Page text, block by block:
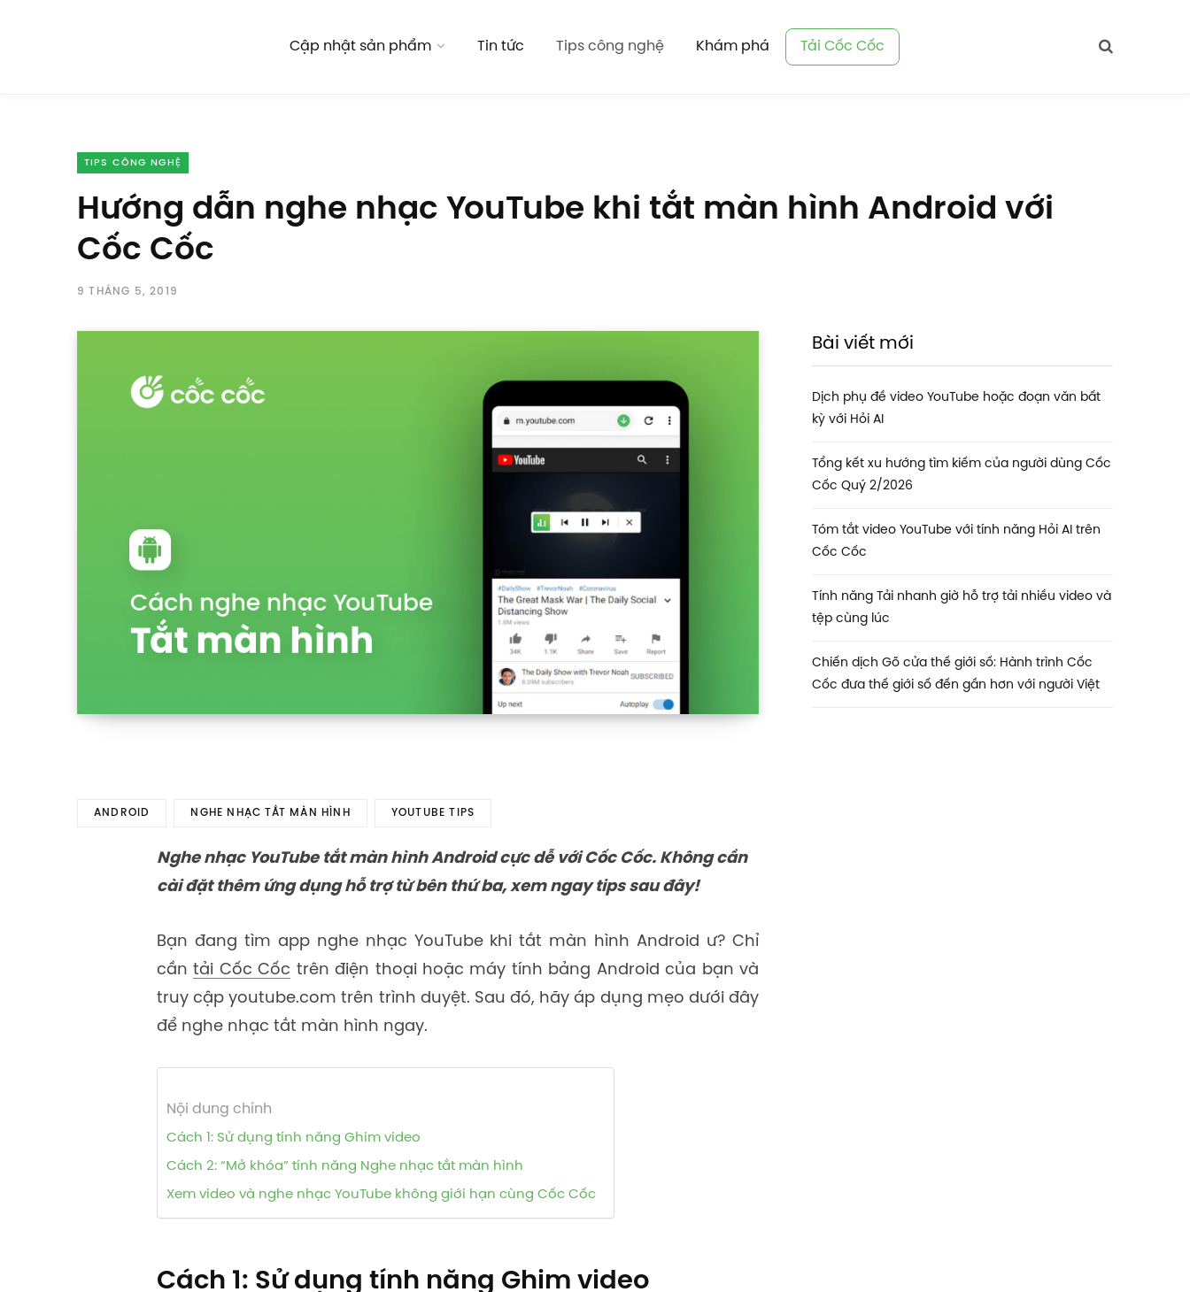
Cập nhật sản phẩm Tin tức Tips công nghệ Khám phá Tải Cốc Cốc
TIPS CÔNG NGHỆ
Hướng dẫn nghe nhạc YouTube khi tắt màn hình Android với
Cốc Cốc
9 THÁNG 5, 2019
ANDROID NGHE NHẠC TẮT MÀN HÌNH YOUTUBE TIPS
Nghe nhạc YouTube tắt màn hình Android cực dễ với Cốc Cốc. Không cần
cài đặt thêm ứng dụng hỗ trợ từ bên thứ ba, xem ngay tips sau đây!
Bạn đang tìm app nghe nhạc YouTube khi tắt màn hình Android ư? Chỉ
cầntải Cốc Cốc trên điện thoại hoặc máy tính bảng Android của bạn và
truy cập youtube.com trên trình duyệt. Sau đó, hãy áp dụng mẹo dưới đây
để nghe nhạc tắt màn hình ngay.
Nội dung chính
Cách 1: Sử dụng tính năng Ghim video
Cách 2: “Mở khóa” tính năng Nghe nhạc tắt màn hình
Xem video và nghe nhạc YouTube không giới hạn cùng Cốc Cốc
Cách 1: Sử dụng tính năng Ghim video
Bài viết mới
Dịch phụ đề video YouTube hoặc đoạn văn bất
kỳ với Hỏi AI
Tổng kết xu hướng tìm kiếm của người dùng Cốc
Cốc Quý 2/2026
Tóm tắt video YouTube với tính năng Hỏi AI trên
Cốc Cốc
Tính năng Tải nhanh giờ hỗ trợ tải nhiều video và
tệp cùng lúc
Chiến dịch Gõ cửa thế giới số: Hành trình Cốc
Cốc đưa thế giới số đến gần hơn với người Việt